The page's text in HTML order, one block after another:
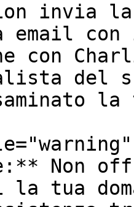
invia
email
con
del
la
Non
tua